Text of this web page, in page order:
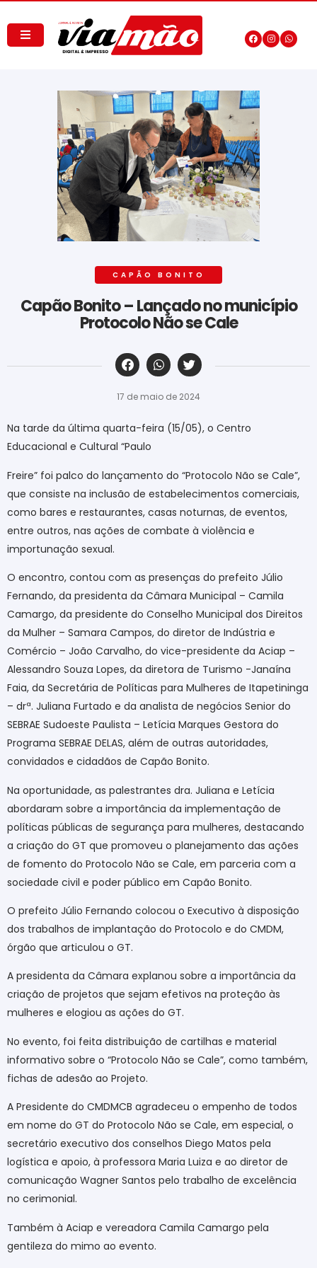
CAPÃO BONITO
Capão Bonito – Lançado no município
Protocolo Não se Cale
‎ ‎ ‎ ‎ ‎ ‎ ‎ ‎ ‎ ‎ ‎ ‎ ‎ ‎ ‎ ‎ ‎ ‎ ‎ ‎ ‎ ‎ ‎ ‎ ‎ ‎ ‎ ‎ ‎ ‎ ‎
17 de maio de 2024
Na tarde da última quarta-feira (15/05), o Centro
Educacional e Cultural “Paulo
Freire” foi palco do lançamento do “Protocolo Não se Cale”,
que consiste na inclusão de estabelecimentos comerciais,
como bares e restaurantes, casas noturnas, de eventos,
entre outros, nas ações de combate à violência e
importunação sexual.
O encontro, contou com as presenças do prefeito Júlio
Fernando, da presidenta da Câmara Municipal – Camila
Camargo, da presidente do Conselho Municipal dos Direitos
da Mulher – Samara Campos, do diretor de Indústria e
Comércio – João Carvalho, do vice-presidente da Aciap –
Alessandro Souza Lopes, da diretora de Turismo -Janaína
Faia, da Secretária de Políticas para Mulheres de Itapetininga
– drª. Juliana Furtado e da analista de negócios Senior do
SEBRAE Sudoeste Paulista – Letícia Marques Gestora do
Programa SEBRAE DELAS, além de outras autoridades,
convidados e cidadãos de Capão Bonito.
Na oportunidade, as palestrantes dra. Juliana e Letícia
abordaram sobre a importância da implementação de
políticas públicas de segurança para mulheres, destacando
a criação do GT que promoveu o planejamento das ações
de fomento do Protocolo Não se Cale, em parceria com a
sociedade civil e poder público em Capão Bonito.
O prefeito Júlio Fernando colocou o Executivo à disposição
dos trabalhos de implantação do Protocolo e do CMDM,
órgão que articulou o GT.
A presidenta da Câmara explanou sobre a importância da
criação de projetos que sejam efetivos na proteção às
mulheres e elogiou as ações do GT.
No evento, foi feita distribuição de cartilhas e material
informativo sobre o “Protocolo Não se Cale”, como também,
fichas de adesão ao Projeto.
A Presidente do CMDMCB agradeceu o empenho de todos
em nome do GT do Protocolo Não se Cale, em especial, o
secretário executivo dos conselhos Diego Matos pela
logística e apoio, à professora Maria Luiza e ao diretor de
comunicação Wagner Santos pelo trabalho de excelência
no cerimonial.
Também à Aciap e vereadora Camila Camargo pela
gentileza do mimo ao evento.